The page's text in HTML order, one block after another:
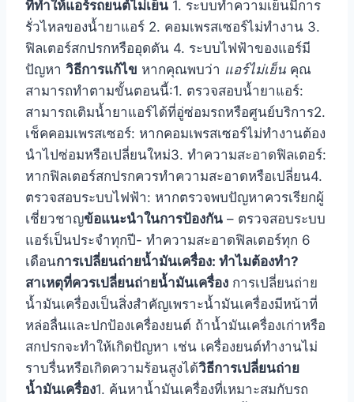
ที่ทำให้แอร์รถยนต์ไม่เย็น 1. ระบบทำความเย็นมีการ
รั่วไหลของน้ำยาแอร์ 2. คอมเพรสเซอร์ไม่ทำงาน 3.
ฟิลเตอร์สกปรกหรืออุดตัน 4. ระบบไฟฟ้าของแอร์มี
ปัญหา วิธีการแก้ไข หากคุณพบว่า แอร์ไม่เย็น คุณ
สามารถทำตามขั้นตอนนี้:1. ตรวจสอบน้ำยาแอร์:
สามารถเติมน้ำยาแอร์ได้ที่อู่ซ่อมรถหรือศูนย์บริการ2.
เช็คคอมเพรสเซอร์: หากคอมเพรสเซอร์ไม่ทำงานต้อง
นำไปซ่อมหรือเปลี่ยนใหม่3. ทำความสะอาดฟิลเตอร์:
หากฟิลเตอร์สกปรกควรทำความสะอาดหรือเปลี่ยน4.
ตรวจสอบระบบไฟฟ้า: หากตรวจพบปัญหาควรเรียกผู้
เชี่ยวชาญข้อแนะนำในการป้องกัน – ตรวจสอบระบบ
แอร์เป็นประจำทุกปี- ทำความสะอาดฟิลเตอร์ทุก 6
เดือนการเปลี่ยนถ่ายน้ำมันเครื่อง: ทำไมต้องทำ?
สาเหตุที่ควรเปลี่ยนถ่ายน้ำมันเครื่อง การเปลี่ยนถ่าย
น้ำมันเครื่องเป็นสิ่งสำคัญเพราะน้ำมันเครื่องมีหน้าที่
หล่อลื่นและปกป้องเครื่องยนต์ ถ้าน้ำมันเครื่องเก่าหรือ
สกปรกจะทำให้เกิดปัญหา เช่น เครื่องยนต์ทำงานไม่
ราบรื่นหรือเกิดความร้อนสูงได้วิธีการเปลี่ยนถ่าย
น้ำมันเครื่อง1. ค้นหาน้ำมันเครื่องที่เหมาะสมกับรถ